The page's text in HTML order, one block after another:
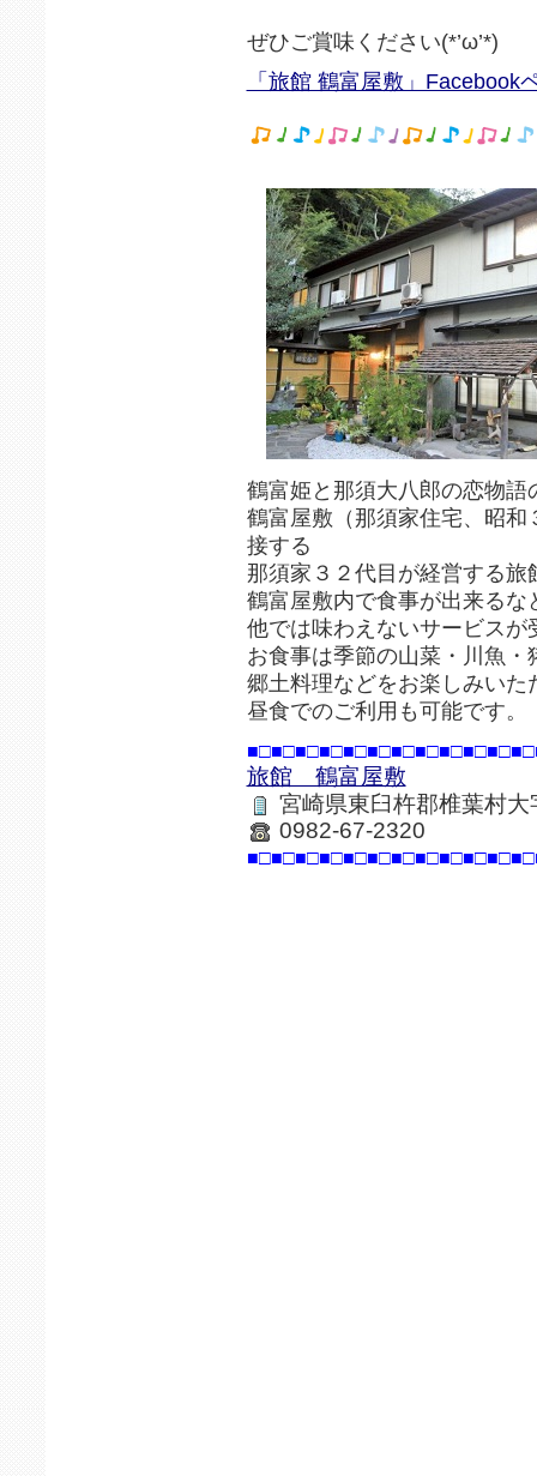
ぜひご賞味ください(*’ω’*)
「旅館 鶴富屋敷」Facebook
鶴富姫と那須大八郎の恋物語
鶴富屋敷（那須家住宅、昭
接する
那須家３２代目が経営する旅
鶴富屋敷内で食事が出来るな
他では味わえないサービスが
お食事は季節の山菜・川魚・
郷土料理などをお楽しみいた
昼食でのご利用も可能です。
旅館 鶴富屋敷
宮崎県東臼杵郡椎葉村
0982-67-2320